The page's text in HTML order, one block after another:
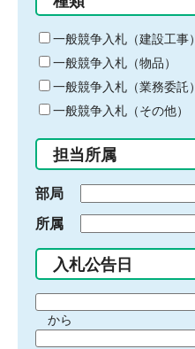
る
キ
ー
ワ
ー
ド
入
力
一般競争入札（建設工事）
一般競争入札（物品）
一般競争入札（業務委託）
一般競争入札（その他）
担当所属
部局
所属
入札公告日
間から